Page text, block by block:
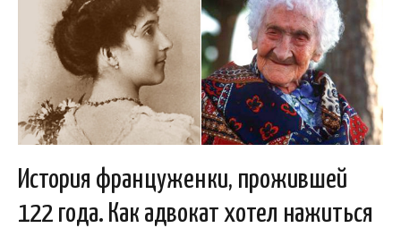
История француженки, прожившей
122 года. Как адвокат хотел нажиться